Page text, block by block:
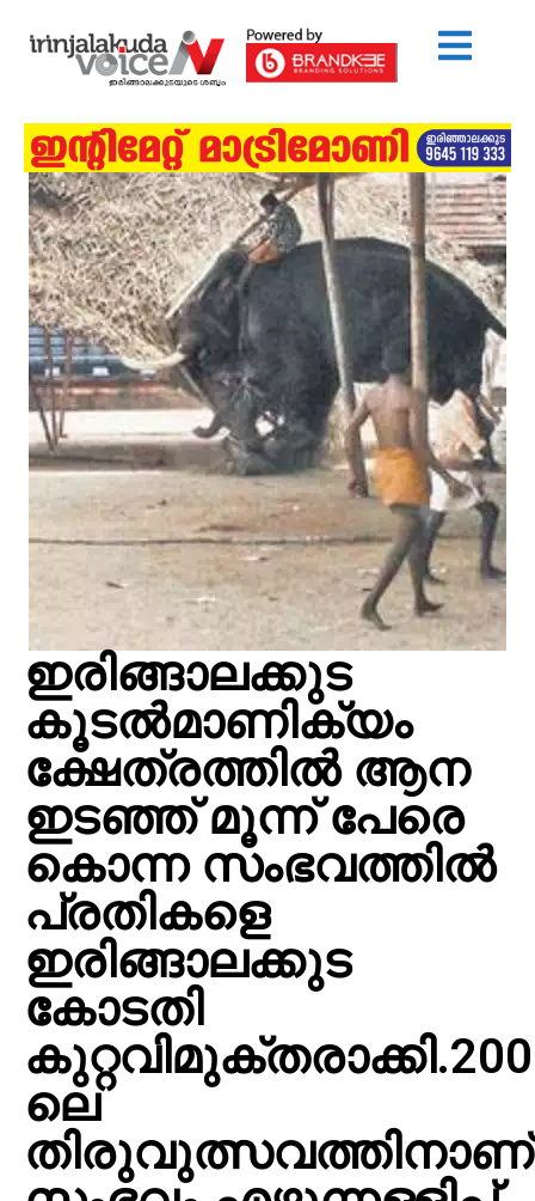
ഇരിങ്ങാലക്കുട
കൂടല്‍മാണിക്യം
ക്ഷേത്രത്തില്‍ ആന
ഇടഞ്ഞ് മൂന്ന് പേരെ
കൊന്ന സംഭവത്തില്‍
പ്രതികളെ
ഇരിങ്ങാലക്കുട
കോടതി
ലെ
തിരുവുത്സവത്തിനാണ്